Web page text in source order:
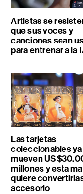
Artistas se
que sus voces y
canciones sean
para entrenar a la
Las tarjetas
coleccionables ya
mueven
millones y esta
quiere
accesorio